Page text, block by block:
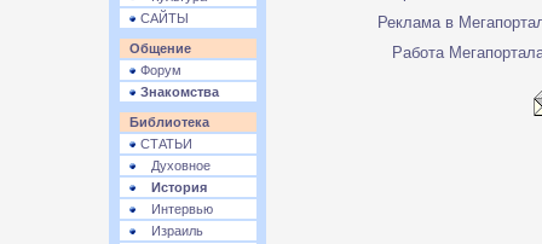
САЙТЫ
Общение
Форум
Знакомства
Библиотека
СТАТЬИ
Духовное
История
Интервью
Израиль
Реклама в
Работа